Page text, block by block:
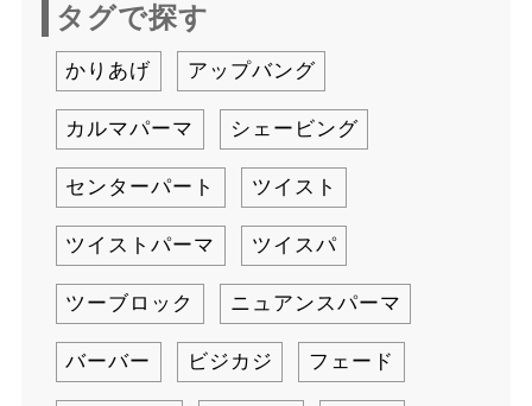
タグで探す
かりあげ アップバング
カルマパーマ シェービング
センターパート ツイスト
ツイストパーマ ツイスパ
ツーブロック ニュアンスパーマ
バーバー ビジカジ フェード